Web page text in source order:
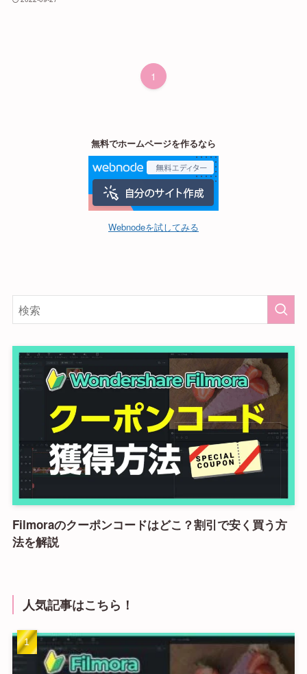
1
無料でホームページを作るなら
Webnodeを試してみる
Filmoraのクーポンコードはどこ？割引で安く買う方
法を解説
人気記事はこちら！